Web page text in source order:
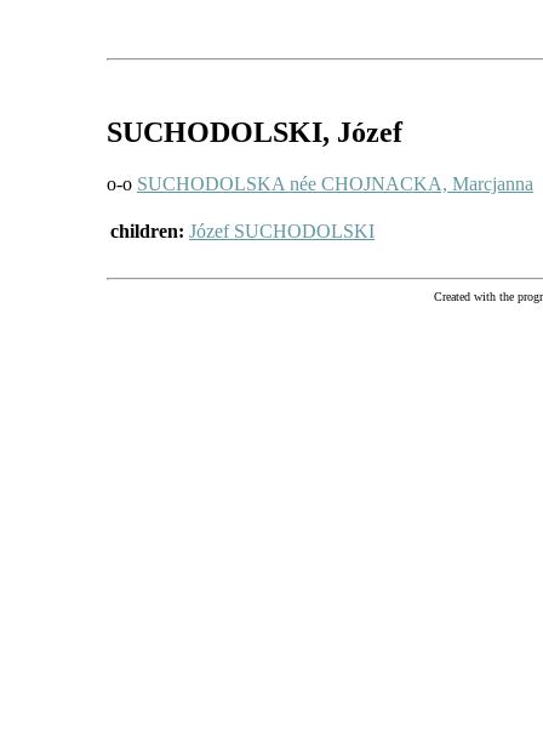
SUCHODOLSKI, Józef
o-o SUCHODOLSKA née CHOJNACKA, Marcjanna
children: Józef SUCHODOLSKI
Created with the